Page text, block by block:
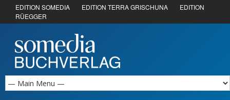
EDITION SOMEDIA EDITION TERRA GRISCHUNA
EDITION
RÜEGGER